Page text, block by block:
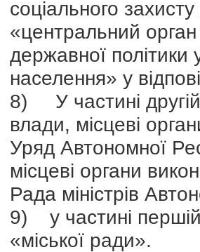
соціального
«центральний
державної політики
населення» у
8) У частині другій
влади, місцеві
Уряд Автономної
місцеві органи
Рада міністрів
9) у частині першій
«міської ради».